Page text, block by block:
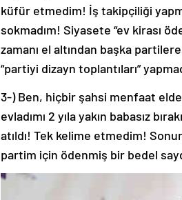
küfür etmedim! İş takipçiliği
sokmadım! Siyasete “ev kirası
zamanı el altından başka
“partiyi dizayn toplantıları”
3-) Ben, hiçbir şahsi menfaat
evladımı 2 yıla yakın babasız
atıldı! Tek kelime etmedim!
partim için ödenmiş bir bedel